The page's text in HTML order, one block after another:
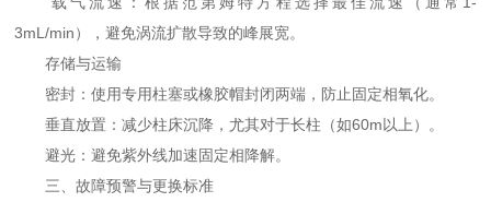
3mL/min），避免涡流扩散导致的峰展宽。
存储与运输
密封：使用专用柱塞或橡胶帽封闭两端，防止固定相氧化。
垂直放置：减少柱床沉降，尤其对于长柱（如60m以上）。
避光：避免紫外线加速固定相降解。
三、故障预警与更换标准